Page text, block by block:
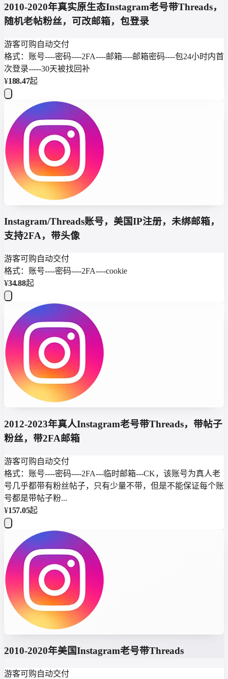
2010-2020年真实原生态Instagram老号带Threads，
随机老帖粉丝，可改邮箱，包登录
游客可购自动交付
格式：账号----密码----2FA----邮箱----邮箱密码----包24小时内首
次登录-----30天被找回补
¥188.47起
Instagram/Threads账号，美国IP注册，未绑邮箱，
支持2FA，带头像
游客可购自动交付
格式：账号----密码----2FA----cookie
¥34.88起
2012-2023年真人Instagram老号带Threads，带帖子
粉丝，带2FA邮箱
游客可购自动交付
格式：账号----密码----2FA---临时邮箱---CK，该账号为真人老
号几乎都带有粉丝帖子，只有少量不带，但是不能保证每个账
号都是带帖子粉...
¥157.05起
2010-2020年美国Instagram老号带Threads
游客可购自动交付